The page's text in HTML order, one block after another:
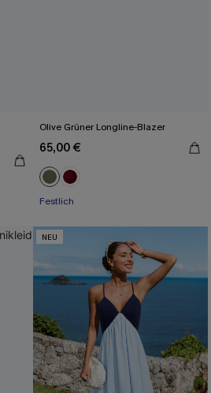
Olive Grüner Longline-Blazer
65,00 €
Festlich
NEU